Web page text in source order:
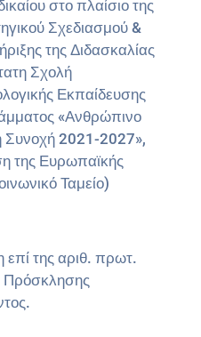
στο πλαίσιο της
Σχεδιασμού &
της Διδασκαλίας
Σχολή
Εκπαίδευσης
«Ανθρώπινο
Συνοχή 2021-2027»,
της Ευρωπαϊκής
Ταμείο)
επί της αριθ. πρωτ.